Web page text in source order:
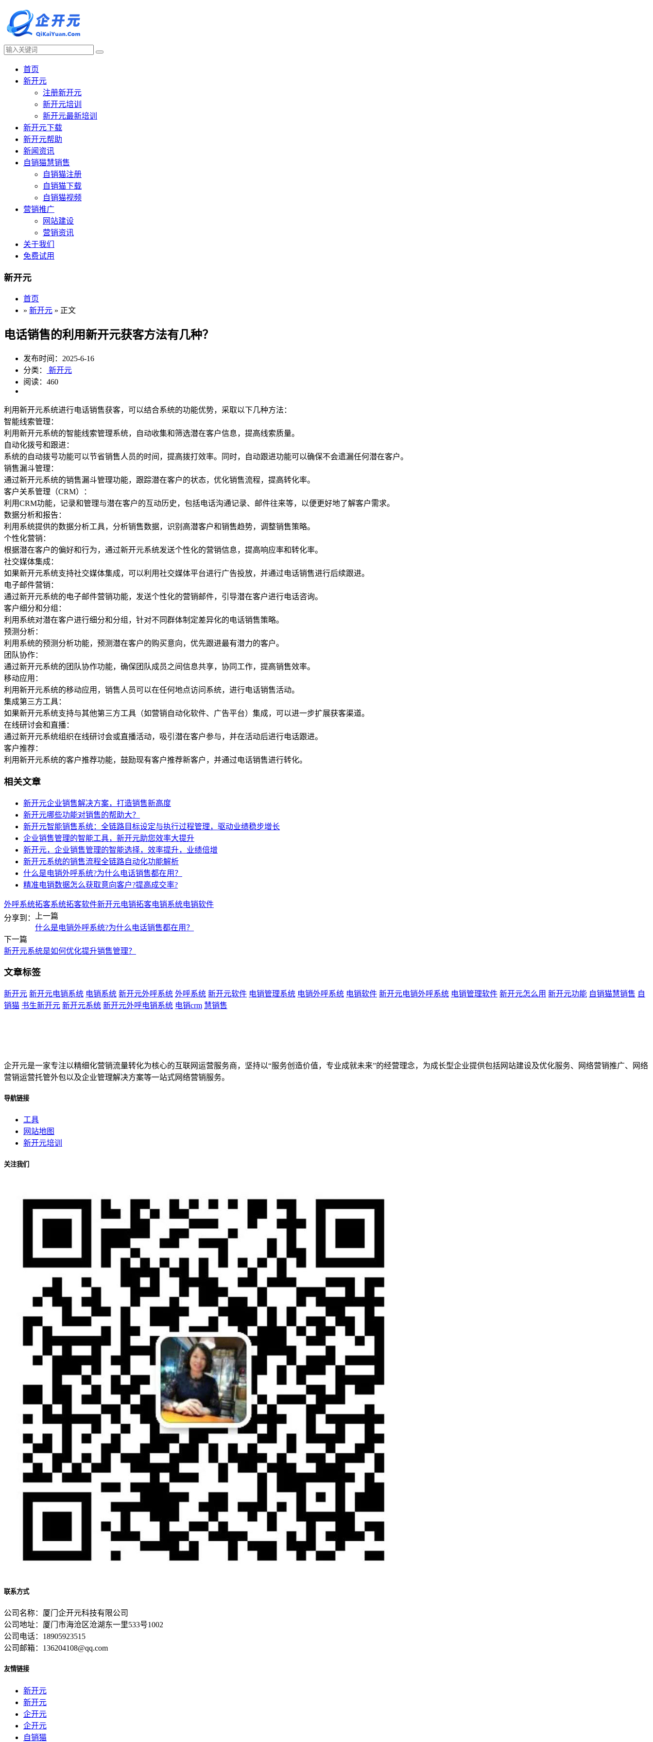
首页
新开元
注册新开元
新开元培训
新开元最新培训
新开元下载
新开元帮助
新闻资讯
自销猫慧销售
自销猫注册
自销猫下载
自销猫视频
营销推广
网站建设
营销资讯
关于我们
免费试用
新开元
首页
» 新开元 » 正文
电话销售的利用新开元获客方法有几种？
发布时间：2025-6-16
分类：
新开元
阅读：460
利用新开元系统进行电话销售获客，可以结合系统的功能优势，采取以下几种方法：
智能线索管理：
利用新开元系统的智能线索管理系统，自动收集和筛选潜在客户信息，提高线索质量。
自动化拨号和跟进：
系统的自动拨号功能可以节省销售人员的时间，提高拨打效率。同时，自动跟进功能可以确保不会遗漏任何潜在客户。
销售漏斗管理：
通过新开元系统的销售漏斗管理功能，跟踪潜在客户的状态，优化销售流程，提高转化率。
客户关系管理（CRM）：
利用CRM功能，记录和管理与潜在客户的互动历史，包括电话沟通记录、邮件往来等，以便更好地了解客户需求。
数据分析和报告：
利用系统提供的数据分析工具，分析销售数据，识别高潜客户和销售趋势，调整销售策略。
个性化营销：
根据潜在客户的偏好和行为，通过新开元系统发送个性化的营销信息，提高响应率和转化率。
社交媒体集成：
如果新开元系统支持社交媒体集成，可以利用社交媒体平台进行广告投放，并通过电话销售进行后续跟进。
电子邮件营销：
通过新开元系统的电子邮件营销功能，发送个性化的营销邮件，引导潜在客户进行电话咨询。
客户细分和分组：
利用系统对潜在客户进行细分和分组，针对不同群体制定差异化的电话销售策略。
预测分析：
利用系统的预测分析功能，预测潜在客户的购买意向，优先跟进最有潜力的客户。
团队协作：
通过新开元系统的团队协作功能，确保团队成员之间信息共享，协同工作，提高销售效率。
移动应用：
利用新开元系统的移动应用，销售人员可以在任何地点访问系统，进行电话销售活动。
集成第三方工具：
如果新开元系统支持与其他第三方工具（如营销自动化软件、广告平台）集成，可以进一步扩展获客渠道。
在线研讨会和直播：
通过新开元系统组织在线研讨会或直播活动，吸引潜在客户参与，并在活动后进行电话跟进。
客户推荐：
利用新开元系统的客户推荐功能，鼓励现有客户推荐新客户，并通过电话销售进行转化。
相关文章
新开元企业销售解决方案，打造销售新高度
新开元哪些功能对销售的帮助大？
新开元智能销售系统：全链路目标设定与执行过程管理，驱动业绩稳步增长
企业销售管理的智能工具，新开元助您效率大提升
新开元，企业销售管理的智能选择，效率提升，业绩倍增
新开元系统的销售流程全链路自动化功能解析
什么是电销外呼系统?为什么电话销售都在用？
精准电销数据怎么获取意向客户?提高成交率?
外呼系统拓客系统拓客软件新开元电销拓客电销系统电销软件
分享到：
上一篇
什么是电销外呼系统?为什么电话销售都在用？
下一篇
新开元系统是如何优化提升销售管理？
文章标签
新开元 新开元电销系统 电销系统 新开元外呼系统 外呼系统 新开元软件 电销管理系统 电销外呼系统 电销软件 新开元电销外呼系统 电销管理软件 新开元怎么用 新开元功能 自销猫慧销售 自
销猫 书生新开元 新开元系统 新开元外呼电销系统 电销crm 慧销售
企开元是一家专注以精细化营销流量转化为核心的互联网运营服务商，坚持以“服务创造价值，专业成就未来”的经营理念，为成长型企业提供包括网站建设及优化服务、网络营销推广、网络
营销运营托管外包以及企业管理解决方案等一站式网络营销服务。
导航链接
工具
网站地图
新开元培训
关注我们
联系方式
公司名称：厦门企开元科技有限公司
公司地址：厦门市海沧区沧湖东一里533号1002
公司电话：18905923515
公司邮箱：136204108@qq.com
友情链接
新开元
新开元
企开元
企开元
自销猫